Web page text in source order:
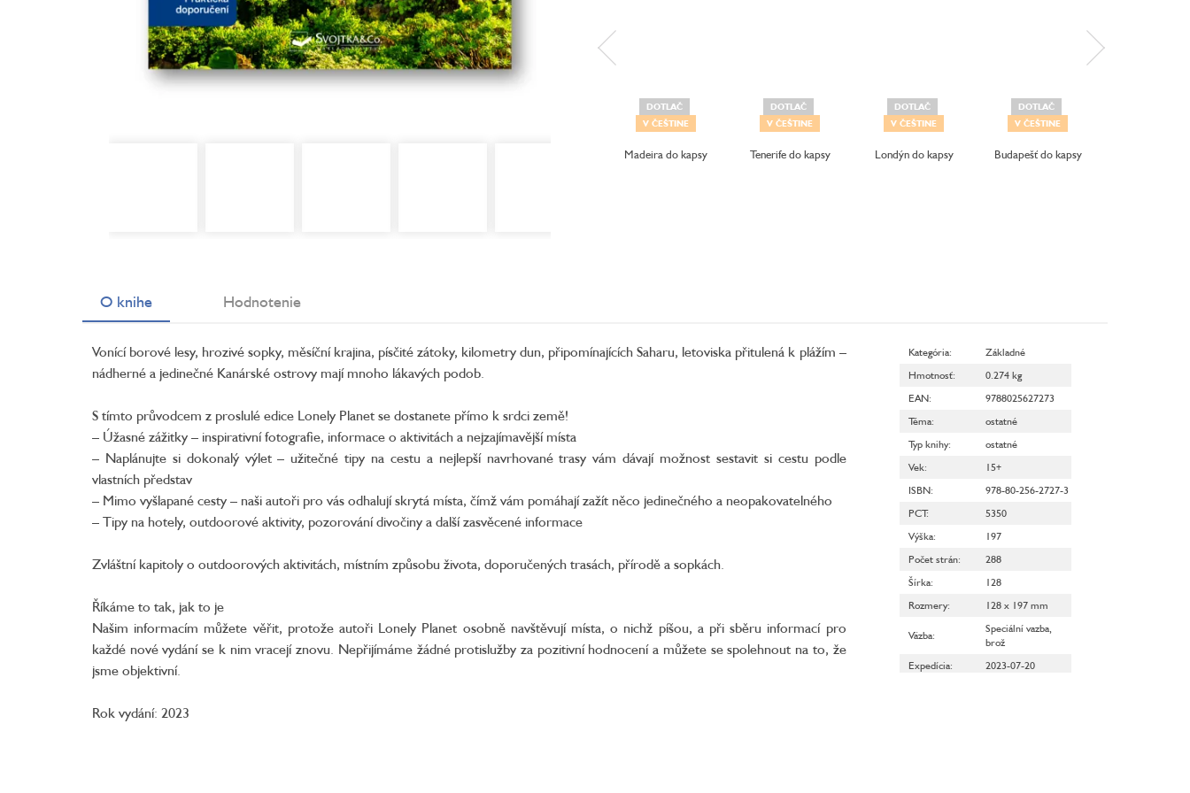
DOTLAČ
V ČEŠTINE
Madeira do kapsy
DOTLAČ
V ČEŠTINE
Tenerife do kapsy
DOTLAČ
V ČEŠTINE
Londýn do kapsy
DOTLAČ
V ČEŠTINE
Budapešť do kapsy
O knihe Hodnotenie
Vonící borové lesy, hrozivé sopky, měsíční krajina, písčité zátoky, kilometry dun, připomínajících Saharu, letoviska přitulená k plážím –
nádherné a jedinečné Kanárské ostrovy mají mnoho lákavých podob.
S tímto průvodcem z proslulé edice Lonely Planet se dostanete přímo k srdci země!
– Úžasné zážitky – inspirativní fotografie, informace o aktivitách a nejzajímavější místa
– Naplánujte si dokonalý výlet – užitečné tipy na cestu a nejlepší navrhované trasy vám dávají možnost sestavit si cestu podle
vlastních představ
– Mimo vyšlapané cesty – naši autoři pro vás odhalují skrytá místa, čímž vám pomáhají zažít něco jedinečného a neopakovatelného
– Tipy na hotely, outdoorové aktivity, pozorování divočiny a další zasvěcené informace
Zvláštní kapitoly o outdoorových aktivitách, místním způsobu života, doporučených trasách, přírodě a sopkách.
Říkáme to tak, jak to je
Našim informacím můžete věřit, protože autoři Lonely Planet osobně navštěvují místa, o nichž píšou, a při sběru informací pro
každé nové vydání se k nim vracejí znovu. Nepřijímáme žádné protislužby za pozitivní hodnocení a můžete se spolehnout na to, že
jsme objektivní.
Rok vydání: 2023
Kategória:
Základné
Hmotnosť:
0.274 kg
EAN:
9788025627273
Téma:
ostatné
Typ knihy:
ostatné
Vek:
15+
ISBN:
978-80-256-2727-3
PCT:
5350
Výška:
197
Počet strán:
288
Šírka:
128
Rozmery: 128 x 197 mm
Väzba:
Speciální vazba,
brož
Expedícia: 2023-07-20